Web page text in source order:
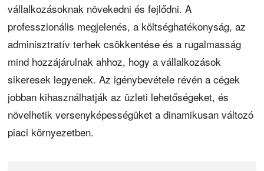
vállalkozásoknak növekedni és fejlődni. A
professzionális megjelenés, a költséghatékonyság, az
adminisztratív terhek csökkentése és a rugalmasság
mind hozzájárulnak ahhoz, hogy a vállalkozások
sikeresek legyenek. Az igénybevétele révén a cégek
jobban kihasználhatják az üzleti lehetőségeket, és
növelhetik versenyképességüket a dinamikusan változó
piaci környezetben.